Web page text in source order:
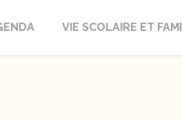
VIE SCOLAIRE ET